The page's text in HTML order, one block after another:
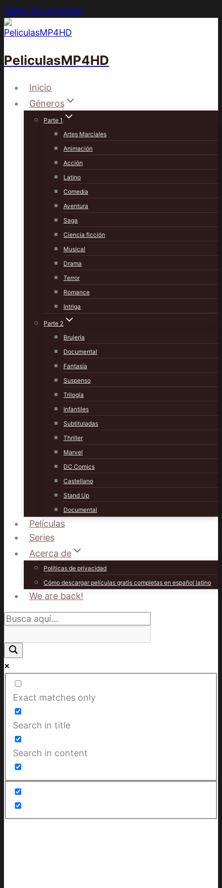
Saltar al contenido
PeliculasMP4HD
Inicio
Géneros
Parte 1
Artes Marciales
Animación
Acción
Latino
Comedia
Aventura
Saga
Ciencia ficción
Musical
Drama
Terror
Romance
Intriga
Parte 2
Brujería
Documental
Fantasía
Suspenso
Trilogía
Infantiles
Subtituladas
Thriller
Marvel
DC Comics
Castellano
Stand Up
Documental
Películas
Series
Acerca de
Políticas de privacidad
Cómo descargar películas gratis completas en español latino
We are back!
Exact matches only
Search in title
Search in content